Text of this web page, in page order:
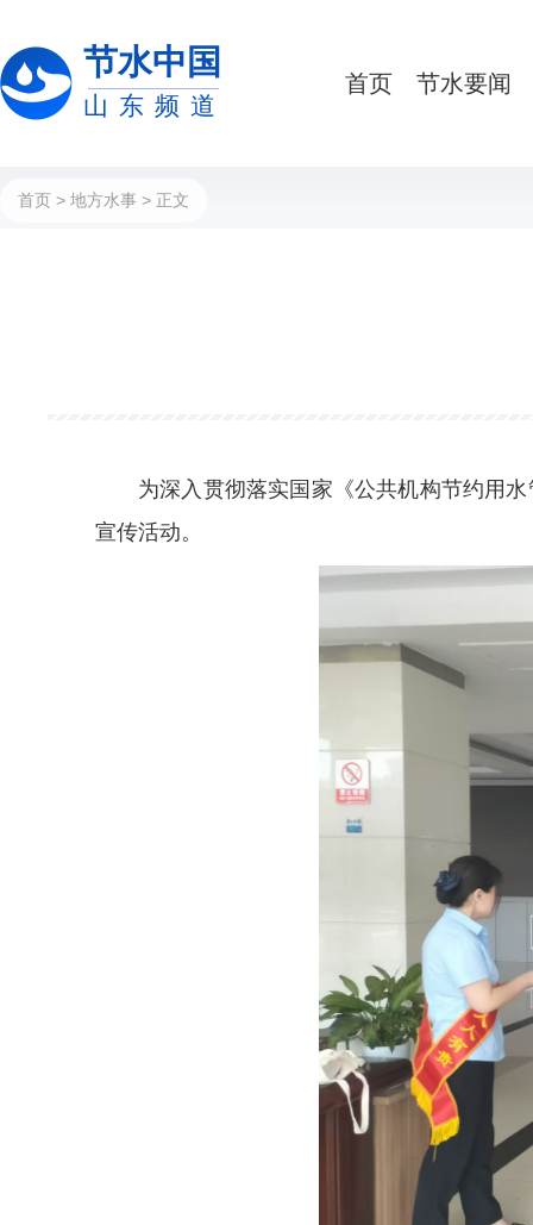
节水中国
山东频道
首页 节水要闻
首页 > 地方水事 > 正文
为深入贯彻落实国家《公共机构节约用
宣传活动。